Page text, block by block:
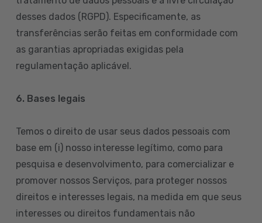
desses dados (RGPD). Especificamente, as
transferências serão feitas em conformidade com
as garantias apropriadas exigidas pela
regulamentação aplicável.
6. Bases legais
Temos o direito de usar seus dados pessoais com
base em (i) nosso interesse legítimo, como para
pesquisa e desenvolvimento, para comercializar e
promover nossos Serviços, para proteger nossos
direitos e interesses legais, na medida em que seus
interesses ou direitos fundamentais não